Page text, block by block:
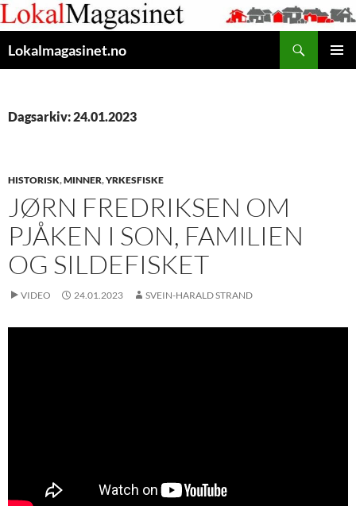
Gå
til
innhaldet
Lokalmagasinet.no
Dagsarkiv: 24.01.2023
HISTORISK,MINNER,YRKESFISKE
JØRN FREDRIKSEN OM
PJÅKEN I SON, FAMILIEN
OG SILDEFISKET
VIDEO 24.01.2023 SVEIN-HARALD STRAND